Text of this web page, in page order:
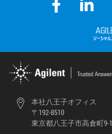
本社八王子オフィス
〒192-8510
東京都八王子市高倉町9-1